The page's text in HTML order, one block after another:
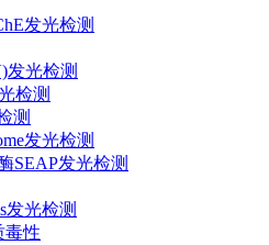
发光检测
发光检测
检测
测
发光检测
SEAP发光检测
发光检测
毒性